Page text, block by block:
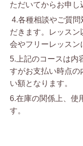
ただいてからお申し
4.各種相談やご質
だきます。レッス
会やフリーレッスン
5.上記のコースは内
すがお支払い時点の
い額となります。
6.在庫の関係上、使
す。